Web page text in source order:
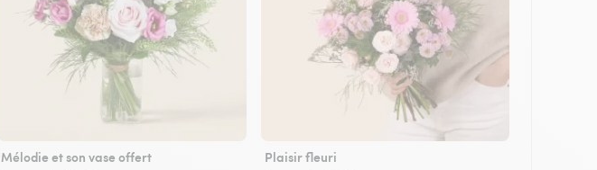
Mélodie et son vase offert Plaisir fleuri